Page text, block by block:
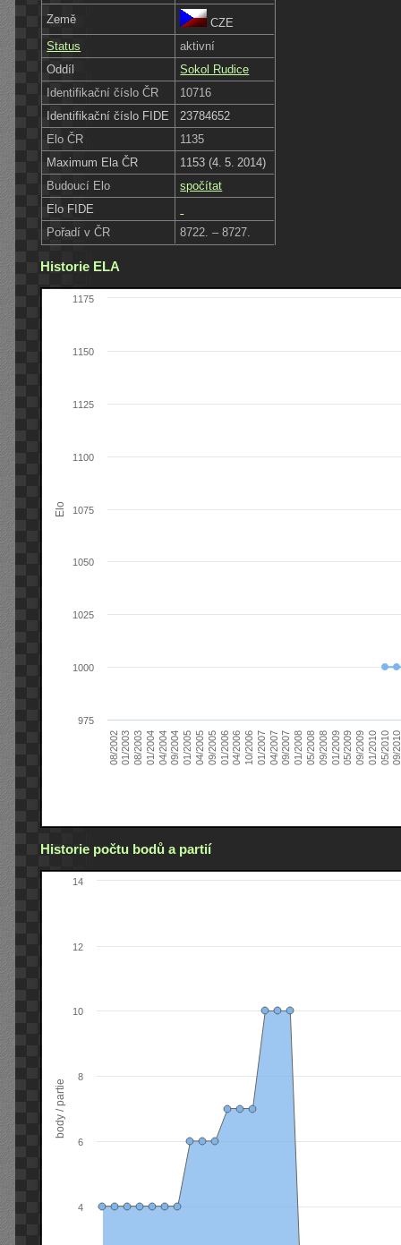
Země
CZE
Status
aktivní
Oddíl
Sokol Rudice
Identifikační číslo ČR
10716
Identifikační číslo FIDE
23784652
Elo ČR
1135
Maximum Ela ČR
1153 (4. 5. 2014)
Budoucí Elo
spočítat
Elo FIDE
Pořadí v ČR
8722. – 8727.
Historie ELA
Elo
08/200201/200308/200301/200404/200409/200401/200504/200509/200501/200604/200610/200601/200704/200709/200701/200805/200809/200801/200905/200909/200901/201005/201009/
975
1000
1025
1050
1075
1100
1125
1150
1175
Historie počtu bodů a partií
body / partie
4
6
8
10
12
14